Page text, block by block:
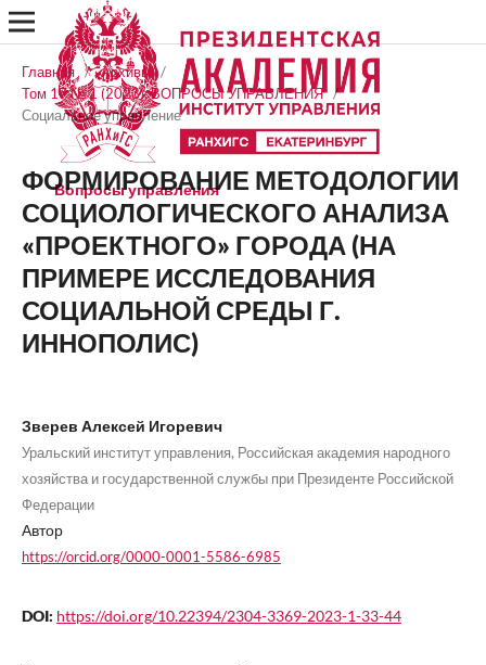
Вопросы управления
Главная / Архивы
/
Том 17 № 1 (2023): ВОПРОСЫ УПРАВЛЕНИЯ /
Социальное управление
ФОРМИРОВАНИЕ МЕТОДОЛОГИИ
СОЦИОЛОГИЧЕСКОГО АНАЛИЗА
«ПРОЕКТНОГО» ГОРОДА (НА
ПРИМЕРЕ ИССЛЕДОВАНИЯ
СОЦИАЛЬНОЙ СРЕДЫ Г.
ИННОПОЛИС)
Зверев Алексей Игоревич
Уральский институт управления, Российская академия народного
хозяйства и государственной службы при Президенте Российской
Федерации
Автор
https://orcid.org/0000-0001-5586-6985
DOI: https://doi.org/10.22394/2304-3369-2023-1-33-44